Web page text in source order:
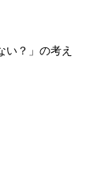
い？」の考え